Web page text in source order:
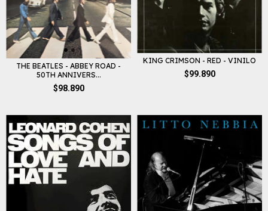
THE BEATLES - ABBEY ROAD -
50TH ANNIVERS...
$98.890
KING CRIMSON - RED - VINILO
$99.890